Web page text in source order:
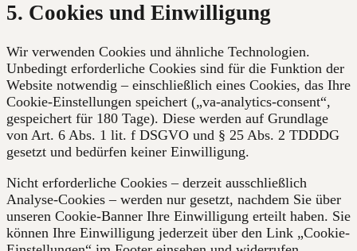
5. Cookies und Einwilligung
Wir verwenden Cookies und ähnliche Technologien.
Unbedingt erforderliche Cookies sind für die Funktion der
Website notwendig – einschließlich eines Cookies, das Ihre
Cookie-Einstellungen speichert („va-analytics-consent“,
gespeichert für 180 Tage). Diese werden auf Grundlage
von Art. 6 Abs. 1 lit. f DSGVO und § 25 Abs. 2 TDDDG
gesetzt und bedürfen keiner Einwilligung.
Nicht erforderliche Cookies – derzeit ausschließlich
Analyse-Cookies – werden nur gesetzt, nachdem Sie über
unseren Cookie-Banner Ihre Einwilligung erteilt haben. Sie
können Ihre Einwilligung jederzeit über den Link „Cookie-